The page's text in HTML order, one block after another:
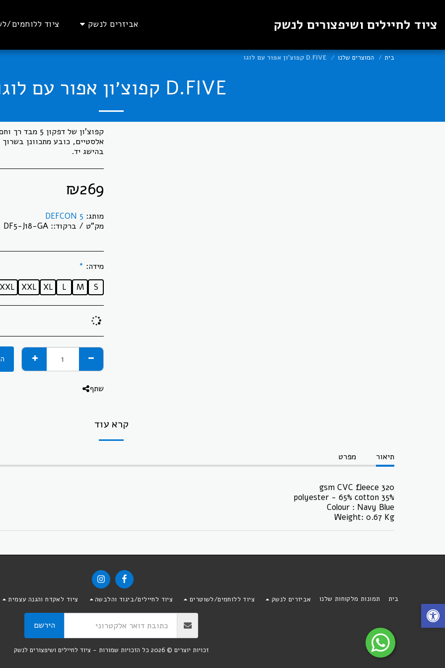
ציוד לחיילים ושיפצורים לנשק אביזרים לנשק ציוד ללוחמים/
בית המוצרים שלנו D.FIVE קפוצ׳ון אפור עם לוגו
D.FIVE קפוצ׳ון אפור עם לוגו
קפוצ'ון של
אלסטיים, כובע מתכוונן בשרוך
בהישג יד.
₪269
מותג: DEFCON 5
מק"ט / ברקוד:: DF5-J18-GA
מידה: *
S
M
L
XL
XXL
שתף
קרא עוד
תיאור מפרט
320 gsm CVC fleece
35% polyester - 65% cotton
Colour : Navy Blue
Weight: 0.67 Kg
בית תמונות מלקוחות שלנו אביזרים לנשק ציוד ללוחמים/לשוטרים ציוד לחיילים/ביגוד והלבשה ציוד לאקדח והגנה עצמית
הירשם
זכויות יוצרים © 2026 כל הזכויות שמורות - ציוד לחיילים ושיפצורים לנשק